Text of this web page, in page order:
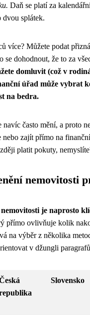
Daň se platí za
dvou splátek.
více? Můžete podat
se dohodnout, že to za
domluvit (což v
úřad může vybrat
na bedra.
navíc často mění, a proto
nebo zajít přímo na
platit pokuty,
nemovitosti
je naprosto
přímo ovlivňuje kolik
na výběr z několika
v džungli
Slovensko